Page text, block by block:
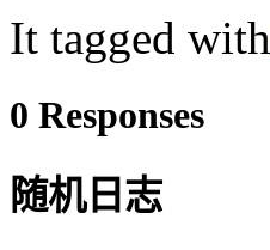
It tagged with
0 Responses
随机日志